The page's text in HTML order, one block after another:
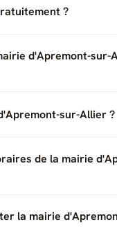
?
d'Apremont-sur-
sur-Allier ?
de la mairie
la mairie